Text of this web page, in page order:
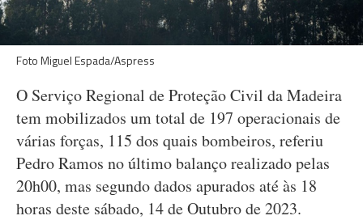
Foto Miguel Espada/Aspress
O Serviço Regional de Proteção Civil da Madeira
tem mobilizados um total de 197 operacionais de
várias forças, 115 dos quais bombeiros, referiu
Pedro Ramos no último balanço realizado pelas
20h00, mas segundo dados apurados até às 18
horas deste sábado, 14 de Outubro de 2023.